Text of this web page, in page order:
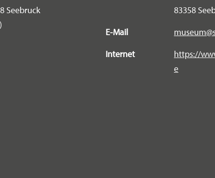
Seebruck
83358
E-Mail
Internet
https://
e